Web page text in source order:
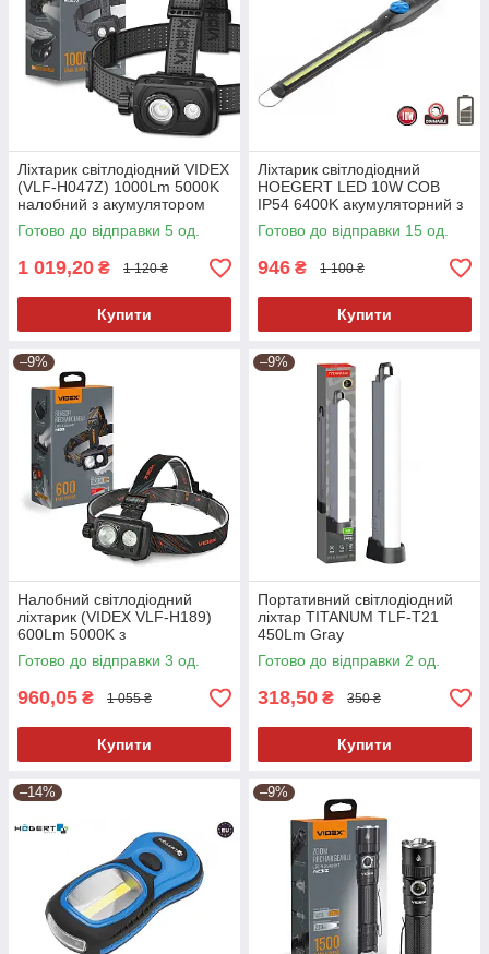
Ліхтарик світлодіодний VIDEX
(VLF-H047Z) 1000Lm 5000K
налобний з акумулятором
Готово до відправки 5 од.
1 019,20 ₴ 1 120 ₴
Купити
Ліхтарик світлодіодний
HOEGERT LED 10W COB
IP54 6400K акумуляторний з
магнітним утримувачем
Готово до відправки 15 од.
946 ₴ 1 100 ₴
Купити
–9%
Налобний світлодіодний
ліхтарик (VIDEX VLF-H189)
600Lm 5000K з
акумулятором
Готово до відправки 3 од.
960,05 ₴ 1 055 ₴
Купити
–9%
Портативний світлодіодний
ліхтар TITANUM TLF-T21
450Lm Gray
Готово до відправки 2 од.
318,50 ₴ 350 ₴
Купити
–14% –9%